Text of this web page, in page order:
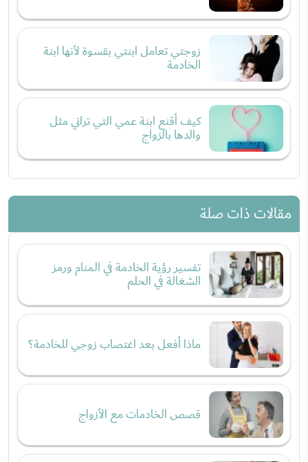
زوجتي تعامل ابنتي بقسوة لأنها ابنة
الخادمة
كيف أقنع ابنة عمي التي تراني مثل
والدها بالزواج
مقالات ذات صلة
تفسير رؤية الخادمة في المنام ورمز
الشغالة في الحلم
ماذا أفعل بعد اغتصاب زوجي للخادمة؟
قصص الخادمات مع الأزواج